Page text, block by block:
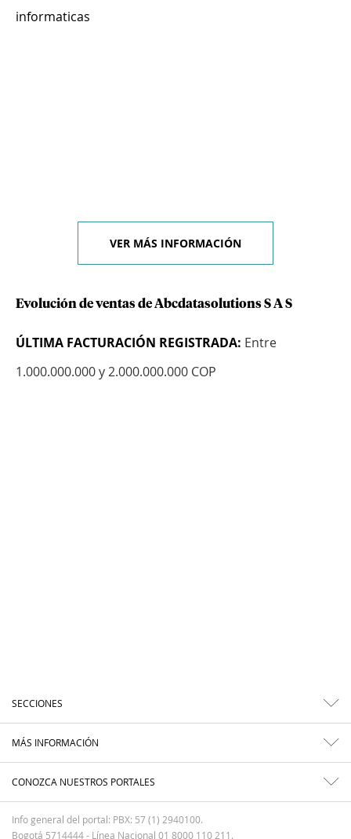
informaticas
VER MÁS INFORMACIÓN
Evolución de ventas de Abcdatasolutions S A S
ÚLTIMA FACTURACIÓN REGISTRADA: Entre
1.000.000.000 y 2.000.000.000 COP
SECCIONES
MÁS INFORMACIÓN
CONOZCA NUESTROS PORTALES
Info general del portal: PBX: 57 (1) 2940100.
Bogotá 5714444 - Línea Nacional 01 8000 110 211.